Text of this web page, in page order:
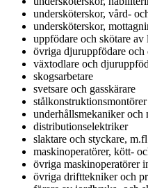
undersköterskor, vård-
undersköterskor,
uppfödare och skötare
övriga djuruppfödare och
växtodlare och
skogsarbetare
svetsare och gasskärare
underhållsmekaniker och
distributionselektriker
slaktare och styckare,
maskinoperatörer, kött-
övriga maskinoperatörer
övriga drifttekniker och